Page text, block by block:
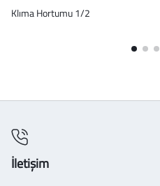
Klıma Hortumu 1/2
İletişim